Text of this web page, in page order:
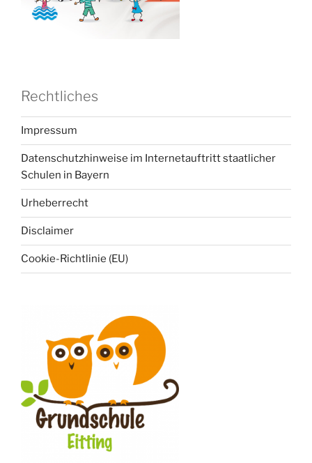
Rechtliches
Impressum
Datenschutzhinweise im Internetauftritt staatlicher
Schulen in Bayern
Urheberrecht
Disclaimer
Cookie-Richtlinie (EU)